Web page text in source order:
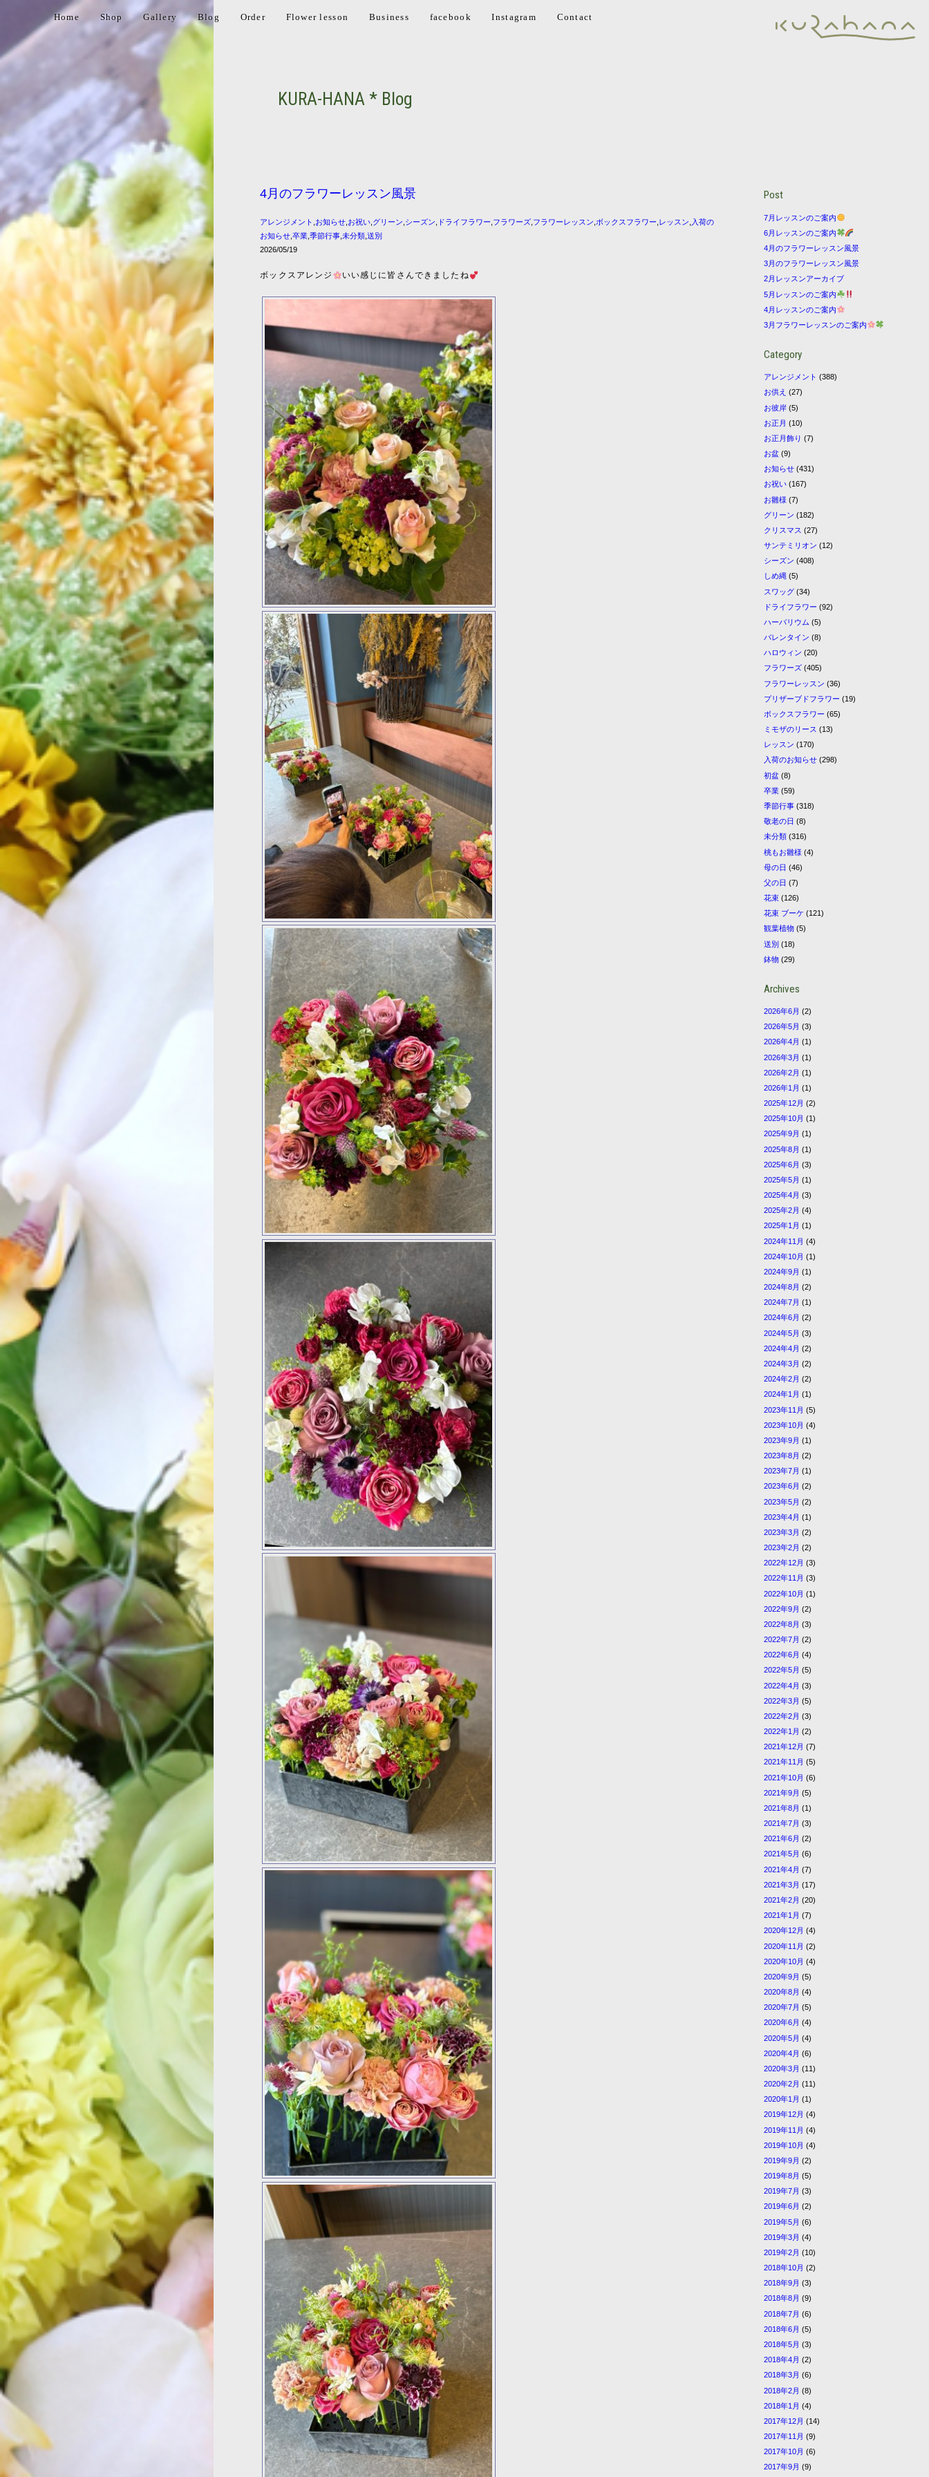
Home Shop Gallery Blog Order Flower lesson Business facebook Instagram Contact
KURA-HANA * Blog
4月のフラワーレッスン風景
アレンジメント お知らせ お祝い グリーン シーズン ドライフラワー フラワーズ フラワーレッスン ボックスフラワー レッスン 入荷の
お知らせ ,卒業 ,季節行事 ,未分類 ,送別
2026/05/19
ボックスアレンジ いい感じに皆さんできましたね
Post
7月レッスンのご案内
6月レッスンのご案内
4月のフラワーレッスン風景
3月のフラワーレッスン風景
2月レッスンアーカイブ
5月レッスンのご案内
4月レッスンのご案内
3月フラワーレッスンのご案内
Category
アレンジメント (388)
お供え (27)
お彼岸 (5)
お正月 (10)
お正月飾り (7)
お盆 (9)
お知らせ (431)
お祝い (167)
お雛様 (7)
グリーン (182)
クリスマス (27)
サンテミリオン (12)
シーズン (408)
しめ縄 (5)
スワッグ (34)
ドライフラワー (92)
ハーバリウム (5)
バレンタイン (8)
ハロウィン (20)
フラワーズ (405)
フラワーレッスン (36)
プリザーブドフラワー (19)
ボックスフラワー (65)
ミモザのリース (13)
レッスン (170)
入荷のお知らせ (298)
初盆 (8)
卒業 (59)
季節行事 (318)
敬老の日 (8)
未分類 (316)
桃もお雛様 (4)
母の日 (46)
父の日 (7)
花束 (126)
花束 ブーケ (121)
観葉植物 (5)
送別 (18)
鉢物 (29)
Archives
2026年6月 (2)
2026年5月 (3)
2026年4月 (1)
2026年3月 (1)
2026年2月 (1)
2026年1月 (1)
2025年12月 (2)
2025年10月 (1)
2025年9月 (1)
2025年8月 (1)
2025年6月 (3)
2025年5月 (1)
2025年4月 (3)
2025年2月 (4)
2025年1月 (1)
2024年11月 (4)
2024年10月 (1)
2024年9月 (1)
2024年8月 (2)
2024年7月 (1)
2024年6月 (2)
2024年5月 (3)
2024年4月 (2)
2024年3月 (2)
2024年2月 (2)
2024年1月 (1)
2023年11月 (5)
2023年10月 (4)
2023年9月 (1)
2023年8月 (2)
2023年7月 (1)
2023年6月 (2)
2023年5月 (2)
2023年4月 (1)
2023年3月 (2)
2023年2月 (2)
2022年12月 (3)
2022年11月 (3)
2022年10月 (1)
2022年9月 (2)
2022年8月 (3)
2022年7月 (2)
2022年6月 (4)
2022年5月 (5)
2022年4月 (3)
2022年3月 (5)
2022年2月 (3)
2022年1月 (2)
2021年12月 (7)
2021年11月 (5)
2021年10月 (6)
2021年9月 (5)
2021年8月 (1)
2021年7月 (3)
2021年6月 (2)
2021年5月 (6)
2021年4月 (7)
2021年3月 (17)
2021年2月 (20)
2021年1月 (7)
2020年12月 (4)
2020年11月 (2)
2020年10月 (4)
2020年9月 (5)
2020年8月 (4)
2020年7月 (5)
2020年6月 (4)
2020年5月 (4)
2020年4月 (6)
2020年3月 (11)
2020年2月 (11)
2020年1月 (1)
2019年12月 (4)
2019年11月 (4)
2019年10月 (4)
2019年9月 (2)
2019年8月 (5)
2019年7月 (3)
2019年6月 (2)
2019年5月 (6)
2019年3月 (4)
2019年2月 (10)
2018年10月 (2)
2018年9月 (3)
2018年8月 (9)
2018年7月 (6)
2018年6月 (5)
2018年5月 (3)
2018年4月 (2)
2018年3月 (6)
2018年2月 (8)
2018年1月 (4)
2017年12月 (14)
2017年11月 (9)
2017年10月 (6)
2017年9月 (9)